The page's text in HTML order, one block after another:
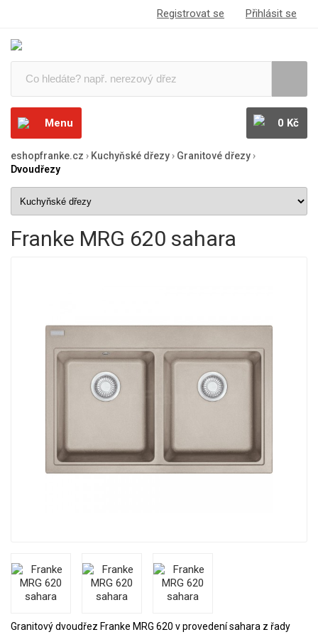
Registrovat se Přihlásit se
Menu 0 Kč
eshopfranke.cz › Kuchyňské dřezy› Granitové dřezy›
Dvoudřezy
Franke MRG 620 sahara
Granitový dvoudřez Franke MRG 620 v provedení sahara z řady